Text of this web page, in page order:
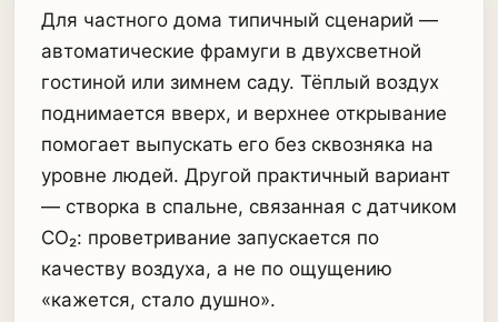
Для частного дома типичный сценарий —
автоматические фрамуги в двухсветной
гостиной или зимнем саду. Тёплый воздух
поднимается вверх, и верхнее открывание
помогает выпускать его без сквозняка на
уровне людей. Другой практичный вариант
— створка в спальне, связанная с датчиком
CO₂: проветривание запускается по
качеству воздуха, а не по ощущению
«кажется, стало душно».